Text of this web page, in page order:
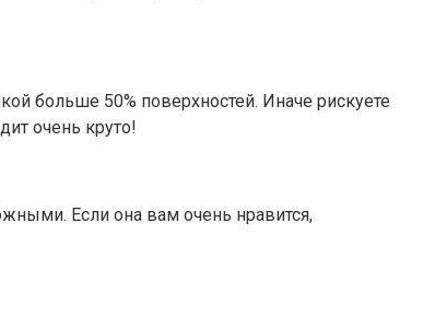
больше 50% поверхностей. Иначе рискуете
очень круто!
Если она вам очень нравится,